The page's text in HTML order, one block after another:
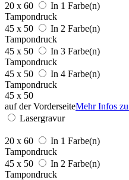
20 x 60
In 1 Farbe(n)
Tampondruck
45 x 50
In 2 Farbe(n)
Tampondruck
45 x 50
In 3 Farbe(n)
Tampondruck
45 x 50
In 4 Farbe(n)
Tampondruck
45 x 50
auf der VorderseiteMehr Infos
Lasergravur
20 x 60
In 1 Farbe(n)
Tampondruck
45 x 50
In 2 Farbe(n)
Tampondruck